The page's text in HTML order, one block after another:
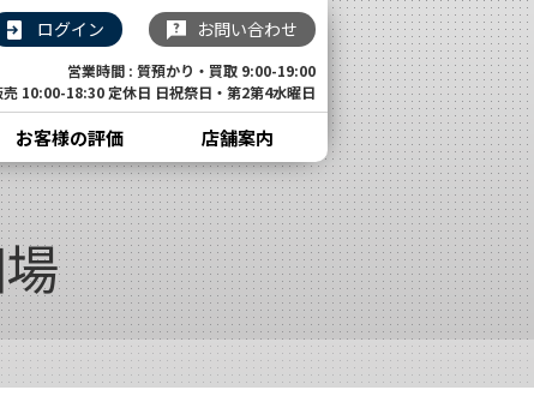
ログイン お問い合わせ
営業時間 : 質預かり・買取 9:00-19:00
売 10:00-18:30 定休日 日祝祭日・第2第4水曜日
お客様の評価 店舗案内